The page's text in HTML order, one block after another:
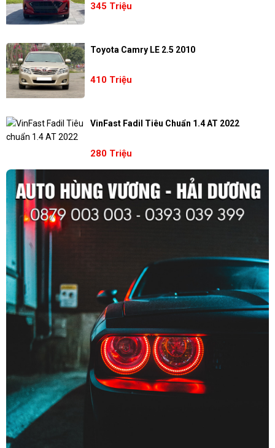
345 Triệu
Toyota Camry LE 2.5 2010
410 Triệu
VinFast Fadil Tiêu Chuẩn 1.4 AT 2022
280 Triệu